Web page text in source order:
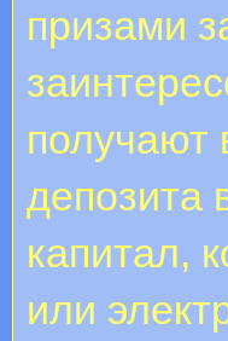
призами
получают
депозита
капитал,
или